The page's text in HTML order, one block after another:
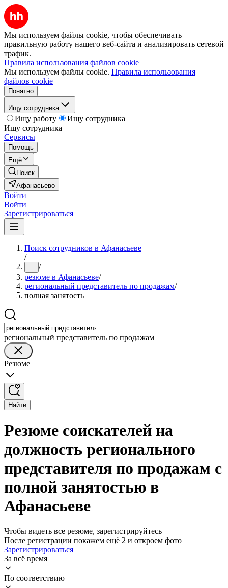
Мы используем файлы cookie, чтобы обеспечивать
правильную работу нашего веб-сайта и анализировать сетевой
трафик.
Правила использования файлов cookie
Мы используем файлы cookie. Правила использования
файлов cookie
Понятно
Ищу сотрудника
Ищу работу
Ищу сотрудника
Ищу сотрудника
Сервисы
Помощь
Ещё
Поиск
Афанасьево
Войти
Войти
Зарегистрироваться
Поиск сотрудников в Афанасьеве
/
... /
резюме в Афанасьеве/
региональный представитель по продажам/
полная занятость
региональный представитель по продажам
Резюме
Найти
Резюме соискателей на
должность регионального
представителя по продажам с
полной занятостью в
Афанасьеве
Чтобы видеть все резюме, зарегистрируйтесь
После регистрации покажем ещё 2 и откроем фото
Зарегистрироваться
За всё время
По соответствию